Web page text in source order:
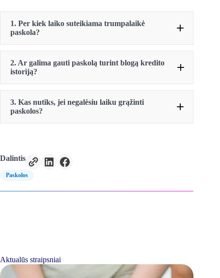
1. Per kiek laiko suteikiama trumpalaikė
paskola?
2. Ar galima gauti paskolą turint blogą kredito
istoriją?
3. Kas nutiks, jei negalėsiu laiku grąžinti
paskolos?
Dalintis
Paskolos
Aktualūs straipsniai